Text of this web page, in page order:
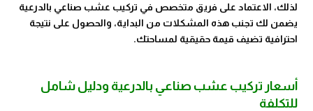
لذلك، الاعتماد على فريق متخصص في تركيب عشب صناعي بالدرعية
يضمن لك تجنب هذه المشكلات من البداية، والحصول على نتيجة
احترافية تضيف قيمة حقيقية لمساحتك.
أسعار تركيب عشب صناعي بالدرعية ودليل شامل
للتكلفة